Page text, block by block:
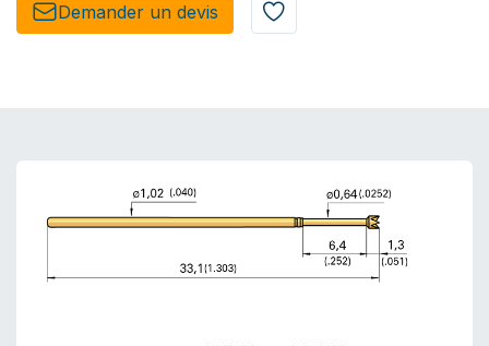
Demander un de​​vis​​